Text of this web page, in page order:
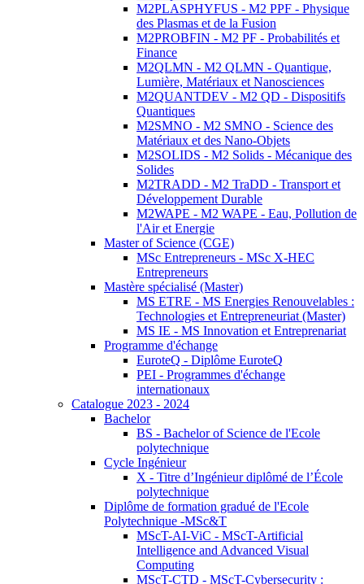
M2PLASPHYFUS - M2 PPF - Physique
des Plasmas et de la Fusion
M2PROBFIN - M2 PF - Probabilités et
Finance
M2QLMN - M2 QLMN - Quantique,
Lumière, Matériaux et Nanosciences
M2QUANTDEV - M2 QD - Dispositifs
Quantiques
M2SMNO - M2 SMNO - Science des
Matériaux et des Nano-Objets
M2SOLIDS - M2 Solids - Mécanique des
Solides
M2TRADD - M2 TraDD - Transport et
Développement Durable
M2WAPE - M2 WAPE - Eau, Pollution de
l'Air et Energie
Master of Science (CGE)
MSc Entrepreneurs - MSc X-HEC
Entrepreneurs
Mastère spécialisé (Master)
MS ETRE - MS Energies Renouvelables :
Technologies et Entrepreneuriat (Master)
MS IE - MS Innovation et Entreprenariat
Programme d'échange
EuroteQ - Diplôme EuroteQ
PEI - Programmes d'échange
internationaux
Catalogue 2023 - 2024
Bachelor
BS - Bachelor of Science de l'Ecole
polytechnique
Cycle Ingénieur
X - Titre d’Ingénieur diplômé de l’École
polytechnique
Diplôme de formation gradué de l'Ecole
Polytechnique -MSc&T
MScT-AI-ViC - MScT-Artificial
Intelligence and Advanced Visual
Computing
MScT-CTD - MScT-Cybersecurity :